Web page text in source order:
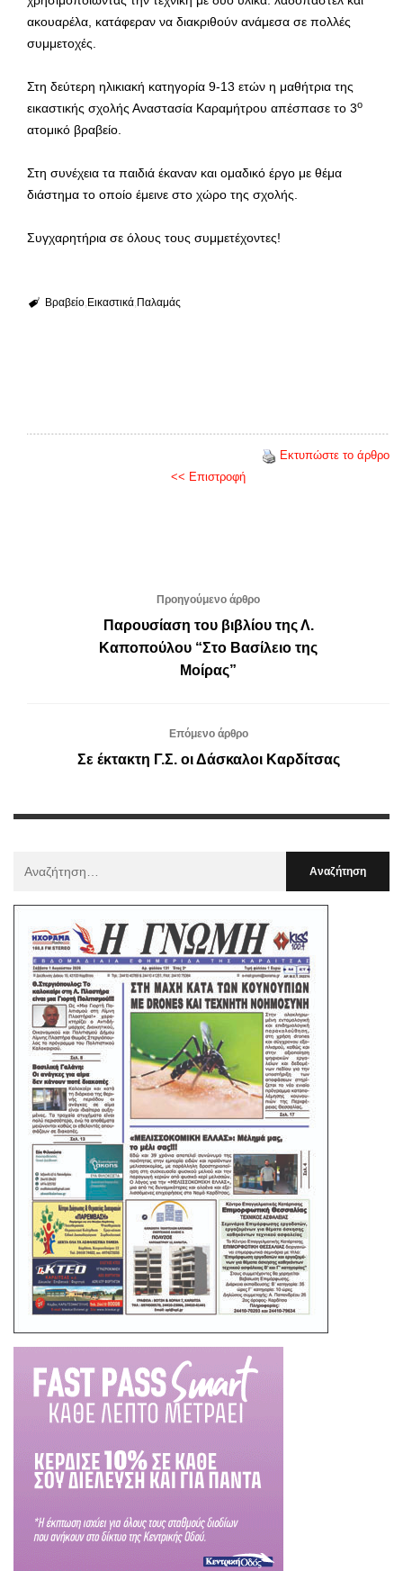
ακουαρέλα, κατάφεραν να διακριθούν ανάμεσα σε πολλές
συμμετοχές.
Στη δεύτερη ηλικιακή κατηγορία 9-13 ετών η μαθήτρια της
εικαστικής σχολής Αναστασία Καραμήτρου απέσπασε το 3ο
ατομικό βραβείο.
Στη συνέχεια τα παιδιά έκαναν και ομαδικό έργο με θέμα
διάστημα το οποίο έμεινε στο χώρο της σχολής.
Συγχαρητήρια σε όλους τους συμμετέχοντες!
Βραβείο Εικαστικά Παλαμάς
Εκτυπώστε το άρθρο
<< Επιστροφή
Προηγούμενο άρθρο
Παρουσίαση του βιβλίου της Λ.
Καποπούλου “Στο Βασίλειο της
Μοίρας”
Επόμενο άρθρο
Σε έκτακτη Γ.Σ. οι Δάσκαλοι Καρδίτσας
: